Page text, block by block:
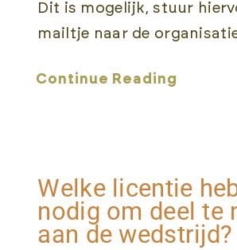
Dit is mogelijk, stuur
mailtje naar de
Continue Reading
Welke licentie
nodig om deel te
aan de wedstrijd?